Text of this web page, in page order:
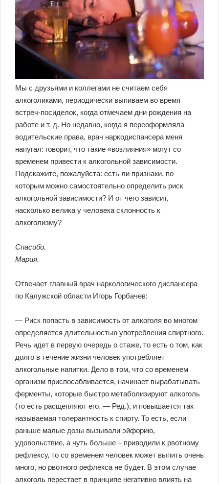
Мы с друзьями и коллегами не считаем себя
алкоголиками, периодически выпиваем во время
встреч-посиделок, когда отмечаем дни рождения на
работе и т. д. Но недавно, когда я переоформляла
водительские права, врач наркодиспансера меня
напугал: говорит, что такие «возлияния» могут со
временем привести к алкогольной зависимости.
Подскажите, пожалуйста: есть ли признаки, по
которым можно самостоятельно определить риск
алкогольной зависимости? И от чего зависит,
насколько велика у человека склонность к
алкоголизму?
Спасибо.
Мария.
Отвечает главный врач наркологического диспансера
по Калужской области Игорь Горбачев:
— Риск попасть в зависимость от алкоголя во многом
определяется длительностью употребления спиртного.
Речь идет в первую очередь о стаже, то есть о том, как
долго в течение жизни человек употребляет
алкогольные напитки. Дело в том, что со временем
организм приспосабливается, начинает вырабатывать
ферменты, которые быстро метаболизируют алкоголь
(то есть расщепляют его. — Ред.), и повышается так
называемая толерантность к спирту. То есть, если
раньше малые дозы вызывали эйфорию,
удовольствие, а чуть больше – приводили к рвотному
рефлексу, то со временем человек может выпить очень
много, но рвотного рефлекса не будет. В этом случае
алкоголь перестает в принципе негативно влиять на